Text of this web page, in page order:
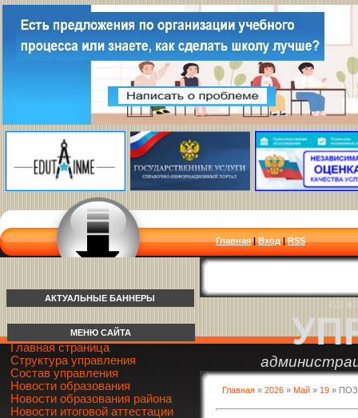
Главная |Вход|RSS
412
АКТУАЛЬНЫЕ БАННЕРЫ
Главная » 2026 » Май » 19 »
МЕНЮ САЙТА
Главная страница
Структура управления
Состав управления
Новости образования
Новости образования района
Новости итоговой аттестации